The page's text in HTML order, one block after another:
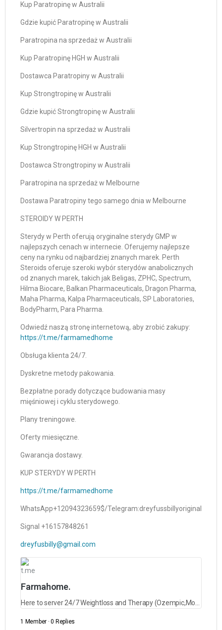
Kup Paratropinę w Australii
Gdzie kupić Paratropinę w Australii
Paratropina na sprzedaż w Australii
Kup Paratropinę HGH w Australii
Dostawca Paratropiny w Australii
Kup Strongtropinę w Australii
Gdzie kupić Strongtropinę w Australii
Silvertropin na sprzedaż w Australii
Kup Strongtropinę HGH w Australii
Dostawca Strongtropiny w Australii
Paratropina na sprzedaż w Melbourne
Dostawa Paratropiny tego samego dnia w Melbourne
STEROIDY W PERTH
Sterydy w Perth oferują oryginalne sterydy GMP w
najlepszych cenach w internecie. Oferujemy najlepsze
ceny na rynku od najbardziej znanych marek. Perth
Steroids oferuje szeroki wybór sterydów anabolicznych
od znanych marek, takich jak Beligas, ZPHC, Spectrum,
Hilma Biocare, Balkan Pharmaceuticals, Dragon Pharma,
Maha Pharma, Kalpa Pharmaceuticals, SP Laboratories,
BodyPharm, Para Pharma.
Odwiedź naszą stronę internetową, aby zrobić zakupy:
https://t.me/farmamedhome
Obsługa klienta 24/7.
Dyskretne metody pakowania.
Bezpłatne porady dotyczące budowania masy
mięśniowej i cyklu sterydowego.
Plany treningowe.
Oferty miesięczne.
Gwarancja dostawy.
KUP STERYDY W PERTH
https://t.me/farmamedhome
WhatsApp+12094323659$/Telegram:dreyfussbillyoriginal
Signal +16157848261
dreyfusbilly@gmail.com
t.me
Farmahome.
1 Member · 0 Replies